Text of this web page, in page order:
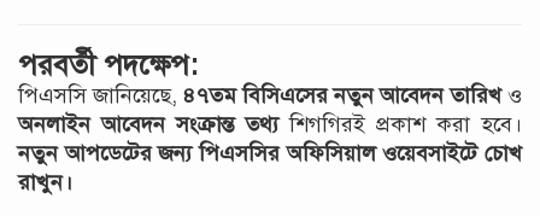
পরবর্তী পদক্ষেপ:
পিএসসি জানিয়েছে, ৪৭তম বিসিএসের নতুন আবেদন তারিখও
অনলাইন আবেদন সংক্রান্ত তথ্যশিগগিরই প্রকাশ করা হবে।
নতুন আপডেটের জন্য পিএসসির অফিসিয়াল ওয়েবসাইটে চোখ
রাখুন।